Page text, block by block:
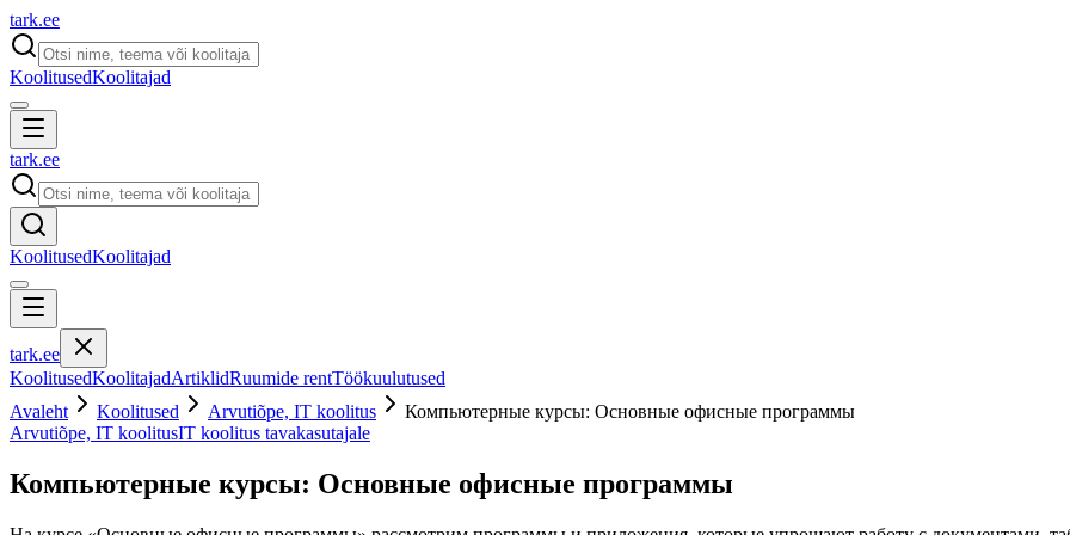
tark.ee
KoolitusedKoolitajad
tark.ee
KoolitusedKoolitajad
tark.ee
KoolitusedKoolitajadArtiklidRuumide rentTöökuulutused
Avaleht
Koolitused Arvutiõpe, IT koolitus
Компьютерные курсы: Основные офисные программы
Arvutiõpe, IT koolitusIT koolitus tavakasutajale
Компьютерные курсы: Основные офисные программы